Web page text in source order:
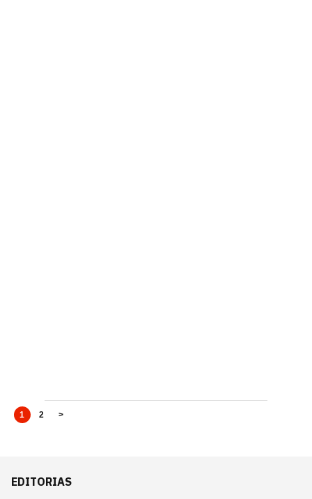
1 2 >
EDITORIAS